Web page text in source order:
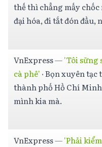
thế thì chẳng mấy
đại hóa, đi tắt đón đầu,
VnExpress—'Tôi sững
cà phê' ·Bọn xuyên tạc
thành phố Hồ Chí
mình kia mà.
VnExpress—'Phải